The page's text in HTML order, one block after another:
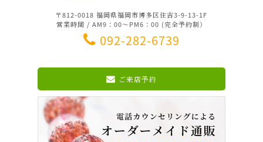
〒812-0018 福岡県福岡市博多区住吉3-9-13-1F
営業時間 / AM9：00～PM6：00 (完全予約制）
092-282-6739
ご来店予約